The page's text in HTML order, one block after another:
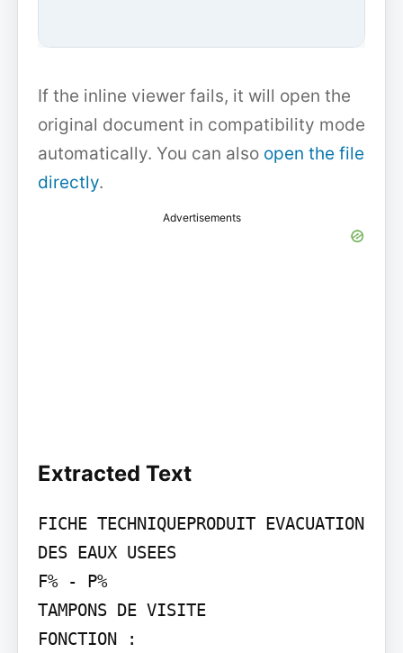
If the inline viewer fails, it will open the
original document in compatibility mode
automatically. You can also open the file
directly.
Advertisements
Extracted Text
FICHE TECHNIQUEPRODUIT EVACUATION
DES EAUX USEES
F% - P%
TAMPONS DE VISITE
FONCTION :